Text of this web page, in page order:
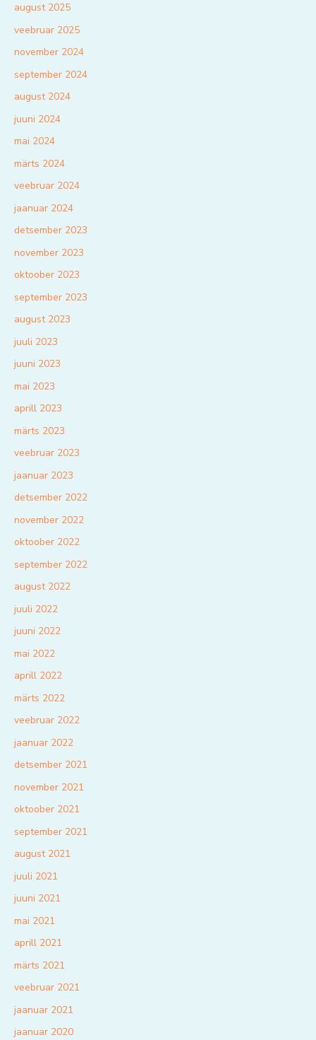
august 2025
veebruar 2025
november 2024
september 2024
august 2024
juuni 2024
mai 2024
märts 2024
veebruar 2024
jaanuar 2024
detsember 2023
november 2023
oktoober 2023
september 2023
august 2023
juuli 2023
juuni 2023
mai 2023
aprill 2023
märts 2023
veebruar 2023
jaanuar 2023
detsember 2022
november 2022
oktoober 2022
september 2022
august 2022
juuli 2022
juuni 2022
mai 2022
aprill 2022
märts 2022
veebruar 2022
jaanuar 2022
detsember 2021
november 2021
oktoober 2021
september 2021
august 2021
juuli 2021
juuni 2021
mai 2021
aprill 2021
märts 2021
veebruar 2021
jaanuar 2021
jaanuar 2020